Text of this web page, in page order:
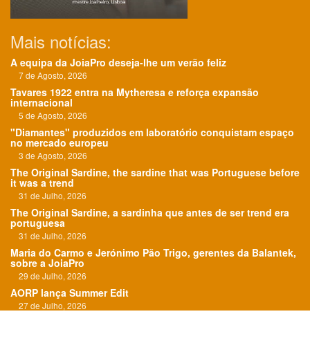
Mais notícias:
A equipa da JoiaPro deseja-lhe um verão feliz
7 de Agosto, 2026
Tavares 1922 entra na Mytheresa e reforça expansão
internacional
5 de Agosto, 2026
"Diamantes" produzidos em laboratório conquistam espaço
no mercado europeu
3 de Agosto, 2026
The Original Sardine, the sardine that was Portuguese before
it was a trend
31 de Julho, 2026
The Original Sardine, a sardinha que antes de ser trend era
portuguesa
31 de Julho, 2026
Maria do Carmo e Jerónimo Pão Trigo, gerentes da Balantek,
sobre a JoiaPro
29 de Julho, 2026
AORP lança Summer Edit
27 de Julho, 2026